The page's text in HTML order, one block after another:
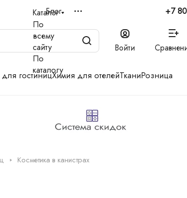
Блог +7
Каталог
По
всему
сайту
По
каталогу
Войти
гостиницХимия для отелейТканиРозница
Косметика в канистрах